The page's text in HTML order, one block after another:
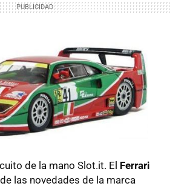
de la mano Slot.it. El Ferrari
las novedades de la marca